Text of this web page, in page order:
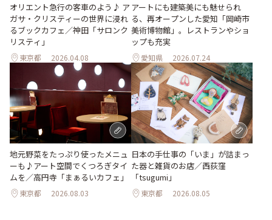
オリエント急行の客車のよう♪ ア
ガサ・クリスティーの世界に浸れ
るブックカフェ／神田「サロンク
リスティ」
東京都 2026.04.08
アートにも建築美にも魅せられ
る、再オープンした愛知「岡崎市
美術博物館」。レストランやショ
ップも充実
愛知県 2026.07.24
地元野菜をたっぷり使ったメニュ
ーも♪アート空間でくつろぎタイ
ムを／高円寺「まぁるいカフェ」
東京都 2026.08.03
日本の手仕事の「いま」が詰まっ
た器と雑貨のお店／西荻窪
「tsugumi」
東京都 2026.08.05